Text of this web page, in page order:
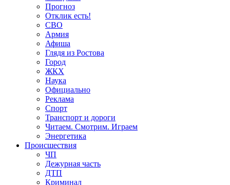
Прогноз
Отклик есть!
СВО
Армия
Афиша
Глядя из Ростова
Город
ЖКХ
Наука
Официально
Реклама
Спорт
Транспорт и дороги
Читаем. Смотрим. Играем
Энергетика
Происшествия
ЧП
Дежурная часть
ДТП
Криминал